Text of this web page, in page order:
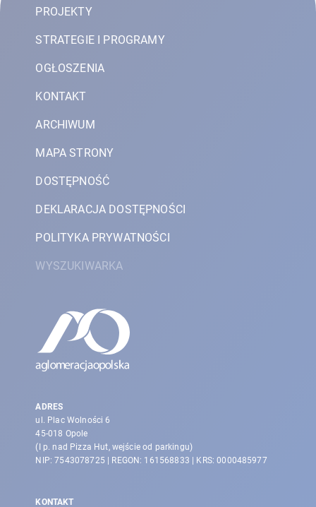
ADRES
ul. Plac Wolności 6
45-018 Opole
(I p. nad Pizza Hut, wejście od parkingu)
NIP: 7543078725 | REGON: 161568833 | KRS: 0000485977
KONTAKT
PROJEKTY
STRATEGIE I PROGRAMY
OGŁOSZENIA
KONTAKT
ARCHIWUM
MAPA STRONY
DOSTĘPNOŚĆ
DEKLARACJA DOSTĘPNOŚCI
POLITYKA PRYWATNOŚCI
WYSZUKIWARKA